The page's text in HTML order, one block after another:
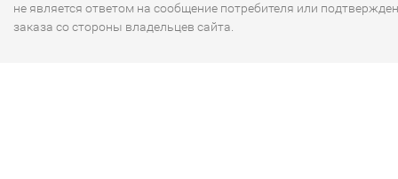
не является ответом на сообщение потребителя или
заказа со стороны владельцев сайта.